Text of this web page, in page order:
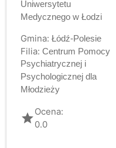
Uniwersytetu
Medycznego w Łodzi
Gmina: Łódź-Polesie
Filia: Centrum Pomocy
Psychiatrycznej i
Psychologicznej dla
Młodzieży
gradeOcena:
0.0